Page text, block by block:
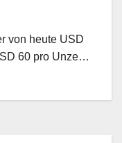
von heute USD
60 pro Unze…